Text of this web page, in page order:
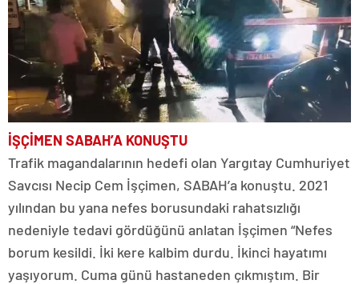
İŞÇİMEN SABAH’A KONUŞTU
Trafik magandalarının hedefi olan Yargıtay Cumhuriyet
Savcısı Necip Cem İşçimen, SABAH’a konuştu. 2021
yılından bu yana nefes borusundaki rahatsızlığı
nedeniyle tedavi gördüğünü anlatan İşçimen “Nefes
borum kesildi. İki kere kalbim durdu. İkinci hayatımı
yaşıyorum. Cuma günü hastaneden çıkmıştım. Bir